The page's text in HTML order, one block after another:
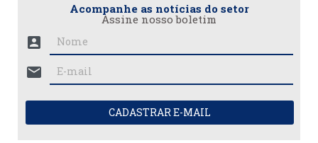
Acompanhe as notícias do setor
Assine nosso boletim
account_box
mail
CADASTRAR E-MAIL